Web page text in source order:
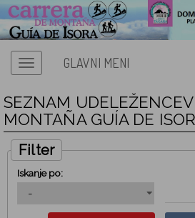
GLAVNI MENI
SEZNAM
MONTAÑA GUÍA DE
Filter
Iskanje po: